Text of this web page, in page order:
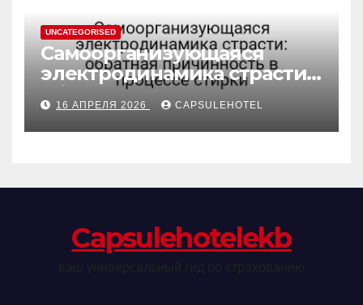
UNCATEGORISED
Самоорганизующаяся
электродинамика страсти:
обратная причинность в
процессе стирки
16 АПРЕЛЯ 2026 CAPSULEHOTEL
Сapsulehotelekb